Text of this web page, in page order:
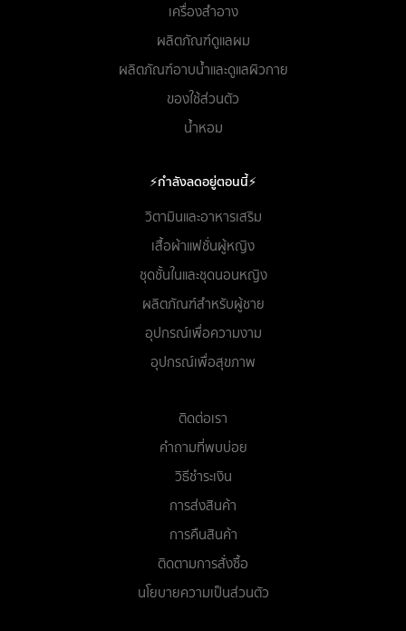
เครื่องสำอาง
ผลิตภัณฑ์ดูแลผม
ผลิตภัณฑ์อาบน้ำและดูแลผิวกาย
ของใช้ส่วนตัว
น้ำหอม
⚡กำลังลดอยู่ตอนนี้⚡
วิตามินและอาหารเสริม
เสื้อผ้าแฟชั่นผู้หญิง
ชุดชั้นในและชุดนอนหญิง
ผลิตภัณฑ์สำหรับผู้ชาย
อุปกรณ์เพื่อความงาม
อุปกรณ์เพื่อสุขภาพ
ติดต่อเรา
คำถามที่พบบ่อย
วิธีชำระเงิน
การส่งสินค้า
การคืนสินค้า
ติดตามการสั่งซื้อ
นโยบายความเป็นส่วนตัว